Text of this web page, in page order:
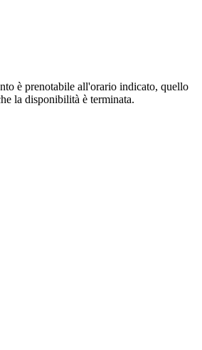
è prenotabile all'orario indicato, quello
la disponibilità è terminata.